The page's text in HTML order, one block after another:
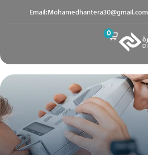
Email:Mohamedhantera30@gmail.com
0